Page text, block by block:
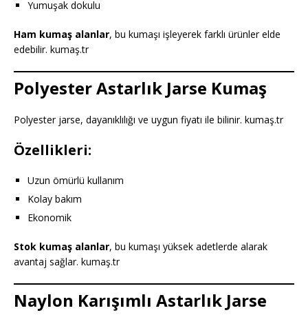
Yumuşak dokulu
Ham kumaş alanlar, bu kumaşı işleyerek farklı ürünler elde
edebilir. kumaş.tr
Polyester Astarlık Jarse Kumaş
Polyester jarse, dayanıklılığı ve uygun fiyatı ile bilinir. kumaş.tr
Özellikleri:
Uzun ömürlü kullanım
Kolay bakım
Ekonomik
Stok kumaş alanlar, bu kumaşı yüksek adetlerde alarak
avantaj sağlar. kumaş.tr
Naylon Karışımlı Astarlık Jarse